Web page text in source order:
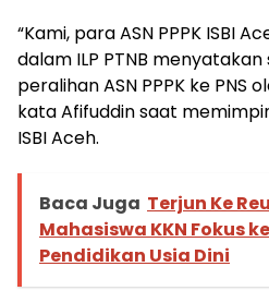
“Kami, para ASN PPPK ISBI
dalam ILP PTNB
peralihan ASN PPPK ke PNS
kata Afifuddin saat
ISBI Aceh.
Baca Juga Terjun Ke
Mahasiswa KKN Fokus
Pendidikan Usia Dini